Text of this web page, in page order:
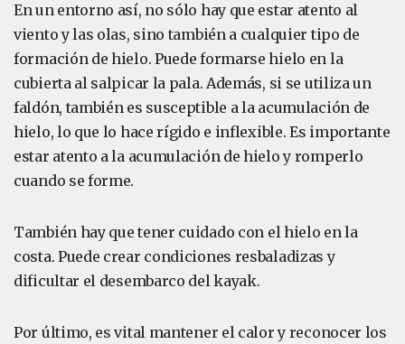
En un entorno así, no sólo hay que estar atento al
viento y las olas, sino también a cualquier tipo de
formación de hielo. Puede formarse hielo en la
cubierta al salpicar la pala. Además, si se utiliza un
faldón, también es susceptible a la acumulación de
hielo, lo que lo hace rígido e inflexible. Es importante
estar atento a la acumulación de hielo y romperlo
cuando se forme.
También hay que tener cuidado con el hielo en la
costa. Puede crear condiciones resbaladizas y
dificultar el desembarco del kayak.
Por último, es vital mantener el calor y reconocer los